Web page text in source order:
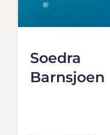
Soedra
Barnsjoen